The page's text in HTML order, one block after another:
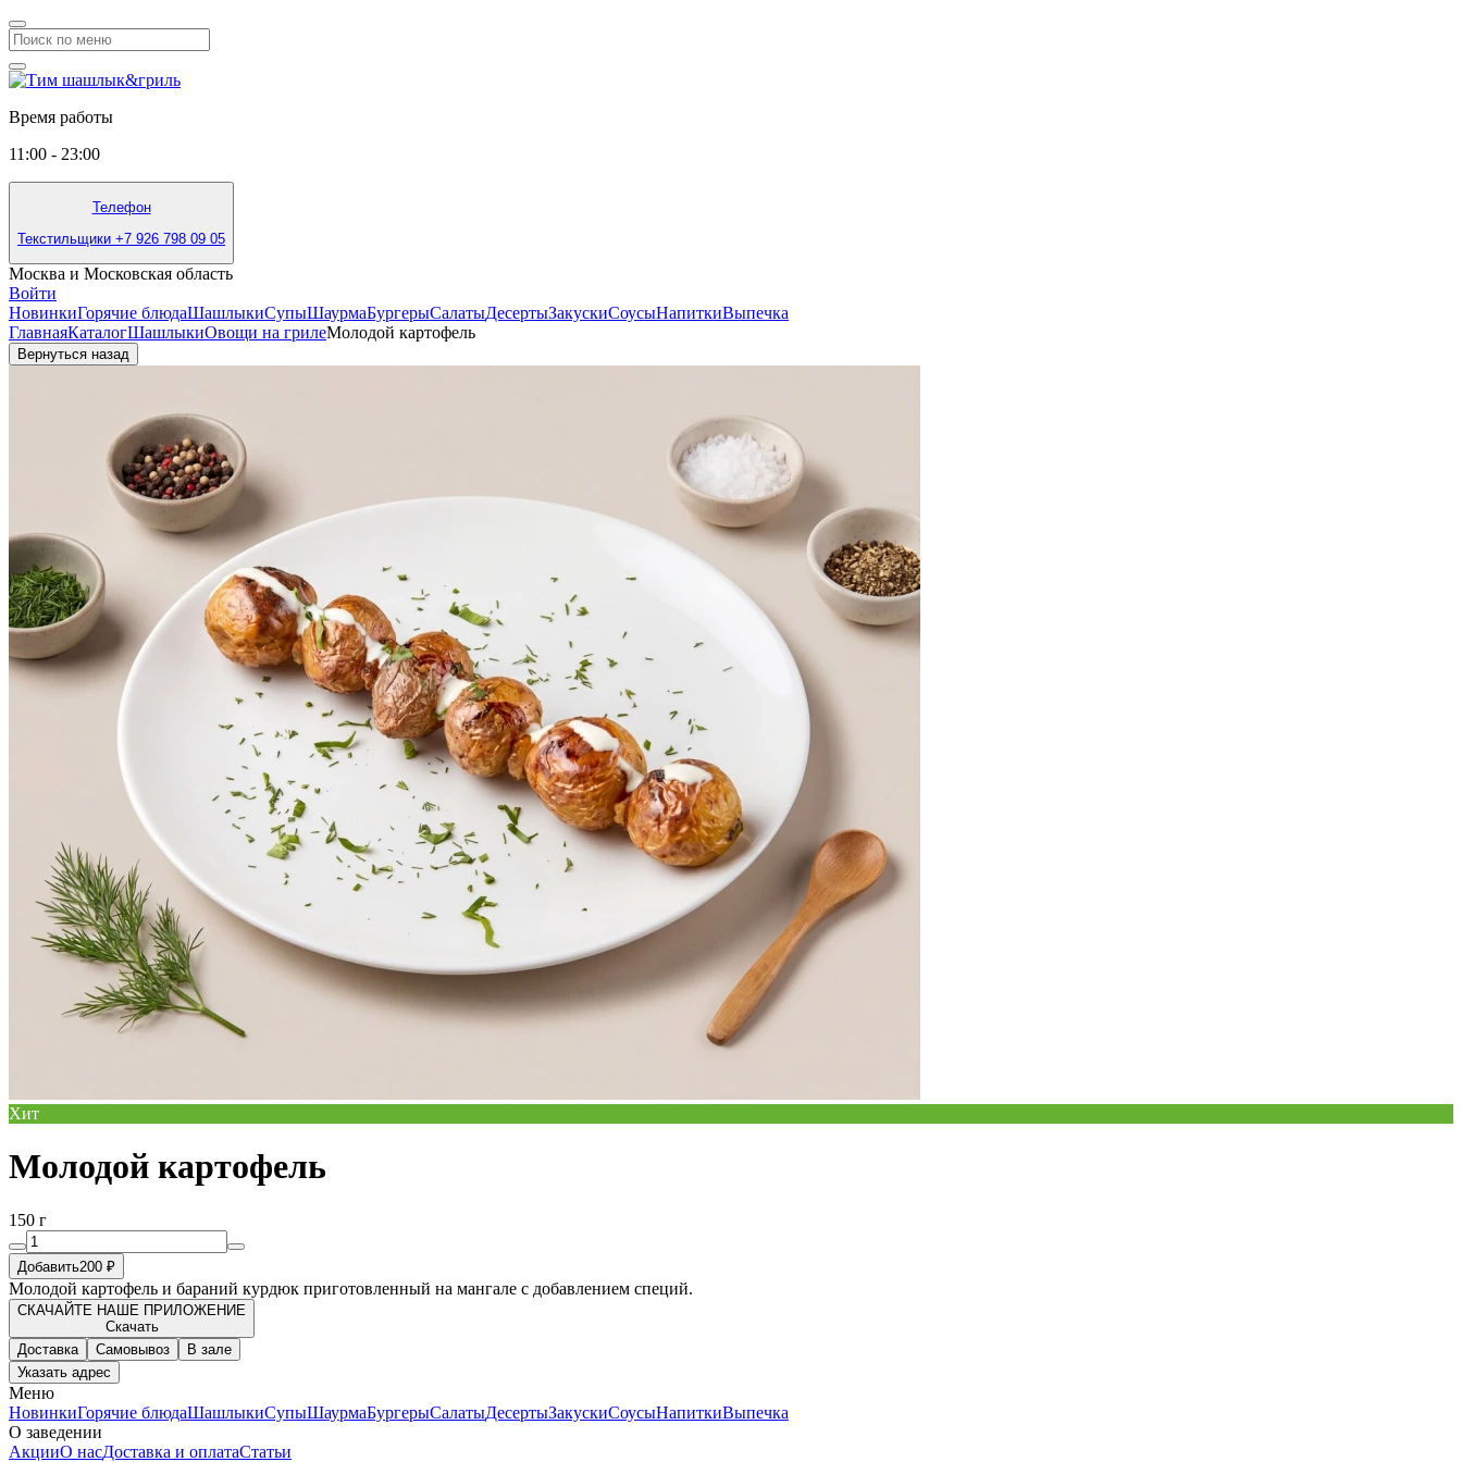
Время работы
11:00 - 23:00
Телефон
Текстильщики +7 926 798 09 05
Москва и Московская область
Войти
НовинкиГорячие блюдаШашлыкиСупыШаурмаБургерыСалатыДесертыЗакускиСоусыНапиткиВыпечка
ГлавнаяКаталогШашлыкиОвощи на грилеМолодой картофель
Вернуться назад
Хит
Молодой картофель
150 г
Добавить200 ₽
Молодой картофель и бараний курдюк приготовленный на мангале с добавлением специй.
СКАЧАЙТЕ НАШЕ ПРИЛОЖЕНИЕ
Скачать
Доставка
Самовывоз
В зале
Указать адрес
Меню
НовинкиГорячие блюдаШашлыкиСупыШаурмаБургерыСалатыДесертыЗакускиСоусыНапиткиВыпечка
О заведении
АкцииО насДоставка и оплатаСтатьи